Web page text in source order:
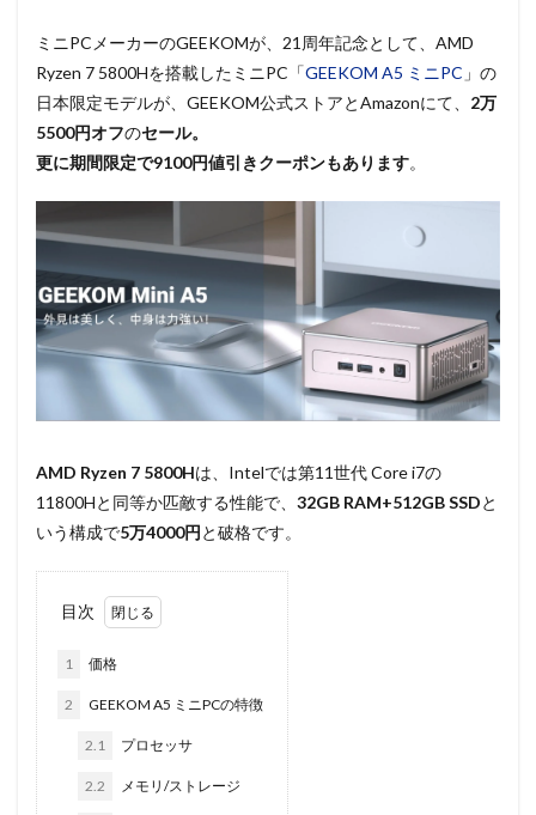
ミニPCメーカーのGEEKOMが、21周年記念として、AMD
Ryzen 7 5800Hを搭載したミニPC「GEEKOM A5 ミニPC 」の
日本限定モデルが、GEEKOM公式ストアとAmazonにて、 2万
5500円オフのセール。
更に期間限定で9100円値引きクーポンもあります。
AMD Ryzen 7 5800Hは、Intelでは第11世代 Core i7の
11800Hと同等か匹敵する性能で、 32GB RAM+512GB SSDと
いう構成で5万4000円と破格です。
目次
1 価格
2 GEEKOM A5 ミニPCの特徴
2.1 プロセッサ
2.2 メモリ/ストレージ